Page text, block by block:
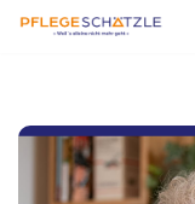
springen